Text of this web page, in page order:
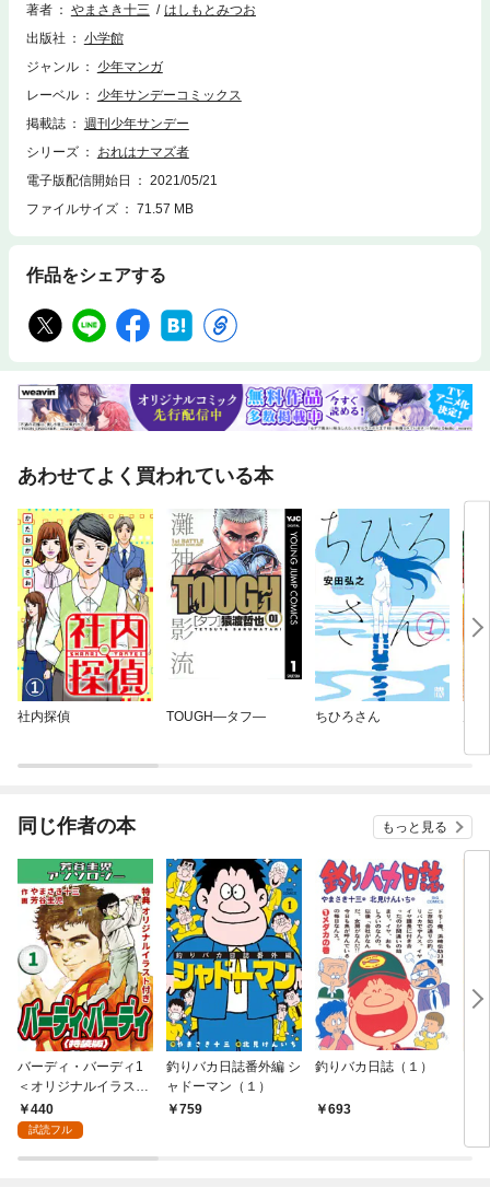
著者 やまさき十三
はしもとみつお
出版社
小学館
ジャンル
少年マンガ
レーベル
少年サンデーコミックス
掲載誌
週刊少年サンデー
シリーズ
おれはナマズ者
電子版配信開始日
2021/05/21
ファイルサイズ
71.57 MB
作品をシェアする
あわせてよく買われている本
社内探偵 TOUGH—タフ— ちひろさん
同じ作者の本 もっと見る
バーディ・バーディ1
＜オリジナルイラスト
付き特装版＞・芳谷圭
児アンソロジー
440
試読フル
釣りバカ日誌番外編 シ
ャドーマン（１）
759
釣りバカ日誌（１）
693